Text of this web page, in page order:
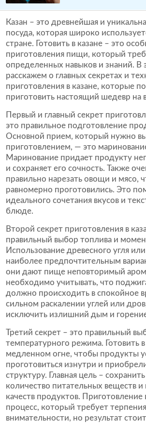
Казан – это древнейшая и
посуда, которая широко
стране. Готовить в казане – это
приготовления пищи, который
определенных навыков и знаний. В
расскажем о главных секретах и
приготовления в казане, которые
приготовить настоящий шедевр на
Первый и главный секрет
это правильное подготовление
Основной прием, который нужно
приготовлением, — это
Маринование придает продукту
и сохраняет его сочность. Также
правильно нарезать овощи и мясо,
равномерно проготовились. Это
идеального сочетания вкусов и
блюде.
Второй секрет приготовления в
правильный выбор топлива и
Использование древесного угля
наиболее предпочтительным
они дают пище неповторимый
необходимо учитывать, что
должно происходить в спокойное
сильном раскалении углей или
исключить излишний дым и
Третий секрет – это правильный
температурного режима. Готовить
медленном огне, чтобы продукты
проготовиться изнутри и
структуру. Главная цель –
количество питательных веществ и
качеств продуктов. Приготовление
процесс, который требует
внимательности, но результат